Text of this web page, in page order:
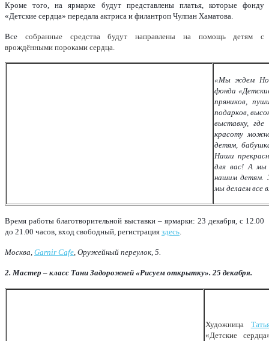
Кроме того, на ярмарке будут представлены платья, которые фонду
«Детские сердца» передала актриса и филантроп Чулпан Хаматова.
Все собранные средства будут направлены на помощь детям с
врождёнными пороками сердца.
«Мы ждем
фонда
пряников,
подарков,
выставку,
красоту
детям,
Наши
для вас! А мы
нашим детям.
мы делаем все
Время работы благотворительной выставки – ярмарки: 23 декабря, с 12.00
до 21.00 часов, вход свободный, регистрация здесь.
Москва, Garnir Cafe, Оружейный переулок, 5.
2. Мастер – класс Тани Задорожней «Рисуем открытку». 25 декабря.
Художница
«Детские